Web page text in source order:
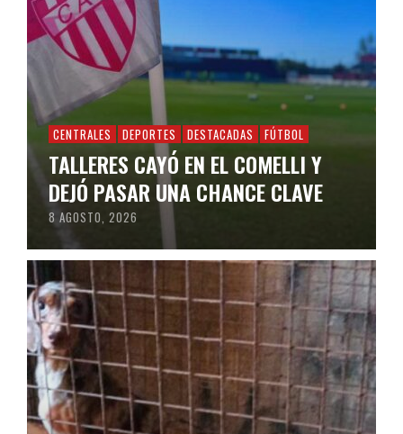
CENTRALES DEPORTES DESTACADAS FÚTBOL
TALLERES CAYÓ EN EL COMELLI Y
DEJÓ PASAR UNA CHANCE CLAVE
8 AGOSTO, 2026